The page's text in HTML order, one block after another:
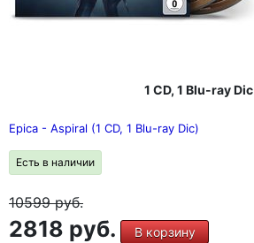
1 CD, 1 Blu-ray Dic
Epica - Aspiral (1 CD, 1 Blu-ray Dic)
Есть в наличии
10599руб.
2818 руб. В корзину